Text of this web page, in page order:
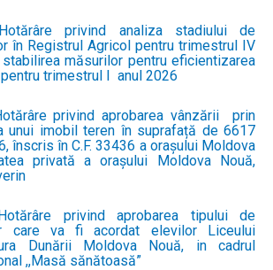
privind analiza stadiului de
în Registrul Agricol pentru trimestrul IV
măsurilor pentru eficientizarea
trimestrul I anul 2026
privind aprobarea vânzării prin
unui imobil teren în suprafață de 6617
înscris în C.F. 33436 a orașului Moldova
privată a orașului Moldova Nouă,
privind aprobarea tipului de
care va fi acordat elevilor Liceului
Dunării Moldova Nouă, in cadrul
,,Masă sănătoasă”